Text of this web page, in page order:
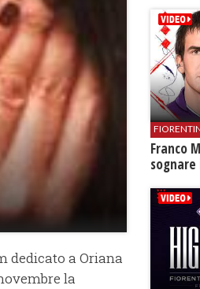
dedicato a Oriana
la
Franco